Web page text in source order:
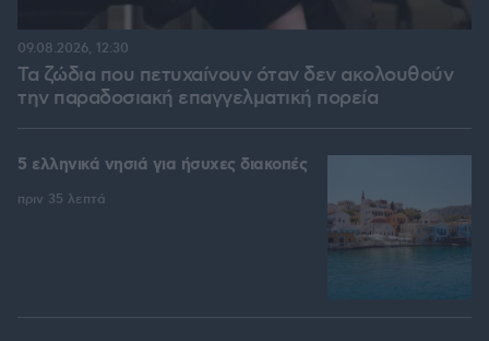
Τα ζώδια που πετυχαίνουν όταν δεν ακολουθούν
την παραδοσιακή επαγγελματική πορεία
09.08.2026, 12:30
5 ελληνικά νησιά για ήσυχες διακοπές
πριν 35 λεπτά